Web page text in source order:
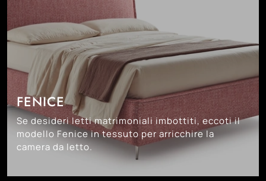
FENICE
Se desideri letti matrimoniali imbottiti, eccoti il
modello Fenice in tessuto per arricchire la
camera da letto.